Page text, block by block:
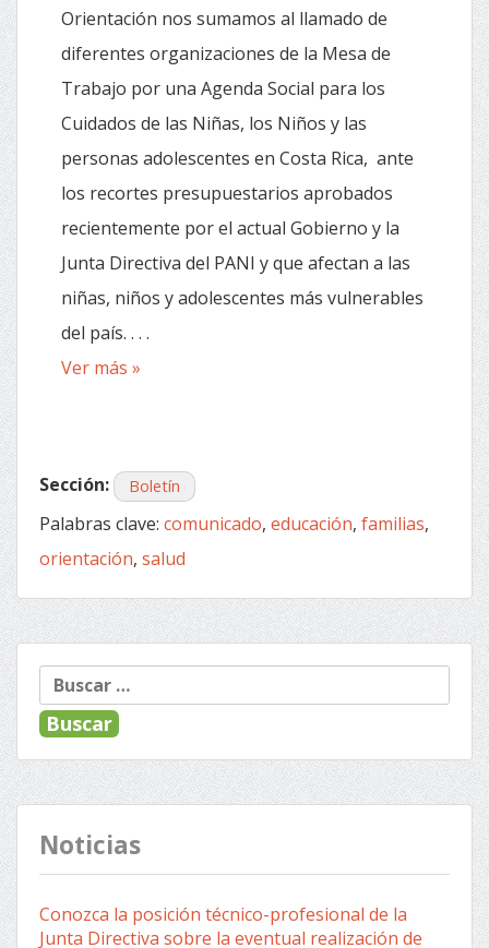
Orientación nos sumamos al llamado de
diferentes organizaciones de la Mesa de
Trabajo por una Agenda Social para los
Cuidados de las Niñas, los Niños y las
personas adolescentes en Costa Rica, ante
los recortes presupuestarios aprobados
recientemente por el actual Gobierno y la
Junta Directiva del PANI y que afectan a las
niñas, niños y adolescentes más vulnerables
del país. . . .
Ver más »
Sección: Boletín
Palabras clave: comunicado, educación, familias,
orientación, salud
Buscar:
Noticias
Conozca la posición técnico-profesional de la
Junta Directiva sobre la eventual realización de